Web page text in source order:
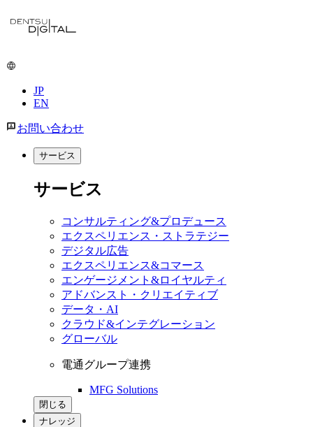
メ
コ
ツ
JP
EN
お問い合わせ
サービス
サービス
コンサルティング&プロデュース
エクスペリエンス・ストラテジー
デジタル広告
エクスペリエンス&コマース
エンゲージメント&ロイヤルティ
アドバンスト・クリエイティブ
データ・AI
クラウド&インテグレーション
グローバル
電通グループ連携
MFG Solutions
閉じる
ナレッジ